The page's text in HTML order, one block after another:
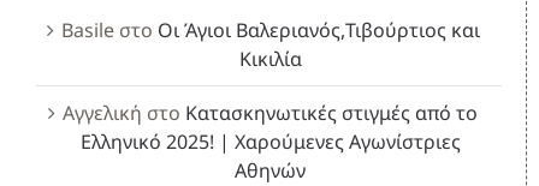
Basileστο Οι Άγιοι Βαλεριανός,Τιβούρτιος και
Κικιλία
Αγγελική στο Κατασκηνωτικές στιγμές από το
Ελληνικό 2025! | Χαρούμενες Αγωνίστριες
Αθηνών